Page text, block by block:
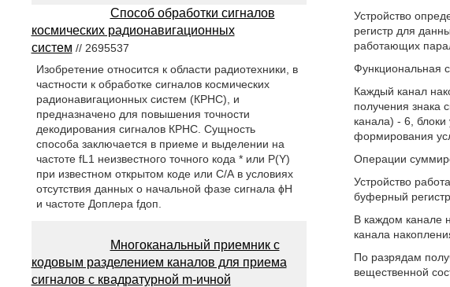
Устройство
регистр для
работающих
Функциональная
Каждый канал
получения знака
канала) - 6,
формирования
Операции
Устройство
буферный регистр.
В каждом канале
канала
По разрядам
вещественной
Способ обработки сигналов
космических радионавигационных
систем // 2695537
Изобретение относится к области радиотехники, в
частности к обработке сигналов космических
радионавигационных систем (КРНС), и
предназначено для повышения точности
декодирования сигналов КРНС. Сущность
способа заключается в приеме и выделении на
частоте fL1 неизвестного точного кода * или P(Y)
при известном открытом коде или С/А в условиях
отсутствия данных о начальной фазе сигнала ϕН
и частоте Доплера fдоп.
Многоканальный приемник с
кодовым разделением каналов для приема
сигналов с квадратурной m-ичной